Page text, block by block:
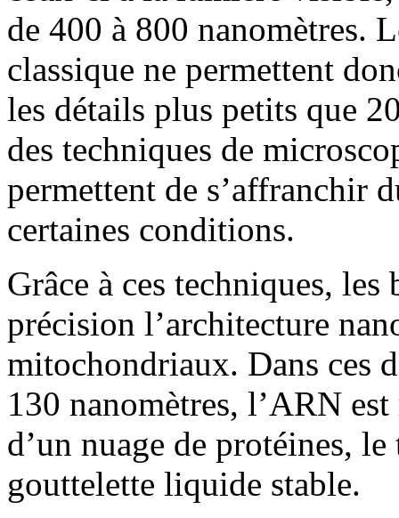
de 400 à 800 nanomètres.
classique ne permettent
les détails plus petits que
des techniques de
permettent de s’affranchir
certaines conditions.
Grâce à ces techniques,
précision l’architecture
mitochondriaux. Dans ces
130 nanomètres, l’ARN
d’un nuage de protéines,
gouttelette liquide stable.